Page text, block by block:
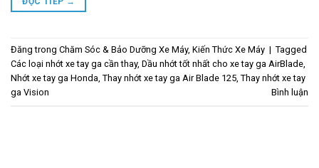
Đăng trong Chăm Sóc & Bảo Dưỡng Xe Máy, Kiến Thức Xe Máy | Tagged
Các loại nhớt xe tay ga cần thay, Dầu nhớt tốt nhất cho xe tay ga AirBlade,
Nhớt xe tay ga Honda, Thay nhớt xe tay ga Air Blade 125, Thay nhớt xe tay
ga Vision
Bình luận